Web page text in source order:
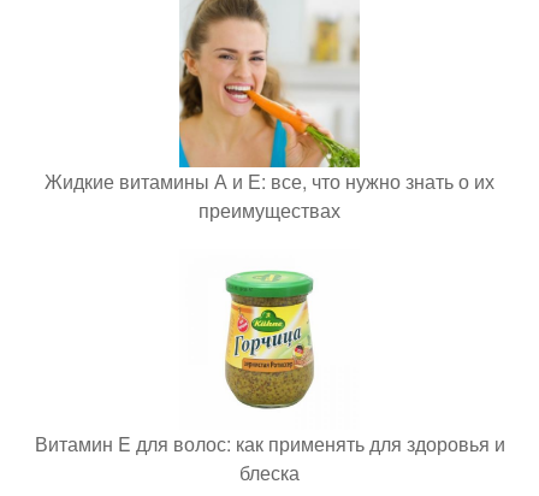
Жидкие витамины А и Е: все, что нужно знать о их
преимуществах
Витамин E для волос: как применять для здоровья и
блеска